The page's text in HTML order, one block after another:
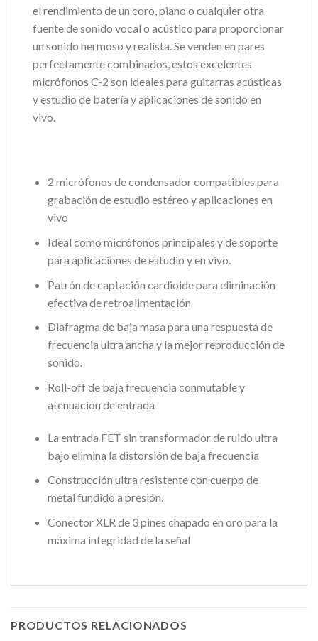
el rendimiento de un coro, piano o cualquier otra
fuente de sonido vocal o acústico para proporcionar
un sonido hermoso y realista. Se venden en pares
perfectamente combinados, estos excelentes
micrófonos C-2 son ideales para guitarras acústicas
y estudio de batería y aplicaciones de sonido en
vivo.
2 micrófonos de condensador compatibles para
grabación de estudio estéreo y aplicaciones en
vivo
Ideal como micrófonos principales y de soporte
para aplicaciones de estudio y en vivo.
Patrón de captación cardioide para eliminación
efectiva de retroalimentación
Diafragma de baja masa para una respuesta de
frecuencia ultra ancha y la mejor reproducción de
sonido.
Roll-off de baja frecuencia conmutable y
atenuación de entrada
La entrada FET sin transformador de ruido ultra
bajo elimina la distorsión de baja frecuencia
Construcción ultra resistente con cuerpo de
metal fundido a presión.
Conector XLR de 3 pines chapado en oro para la
máxima integridad de la señal
PRODUCTOS RELACIONADOS